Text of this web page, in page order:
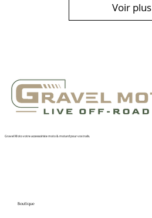
Voir plus
Gravel Moto votre accessoiriste moto & motard pour vos trails.
Boutique